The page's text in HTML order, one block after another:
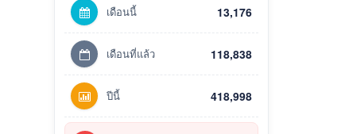
เดือนนี้ 13,176
เดือนที่แล้ว 118,838
ปีนี้ 418,998